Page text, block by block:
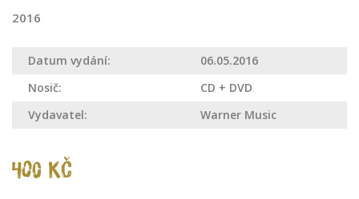
2016
Datum vydání:
06.05.2016
Nosič:
CD + DVD
Vydavatel:
Warner Music
400 Kč